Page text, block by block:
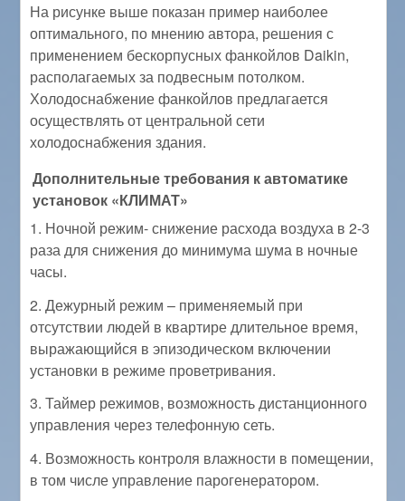
На рисунке выше показан пример наиболее
оптимального, по мнению автора, решения с
применением бескорпусных фанкойлов Daikin,
располагаемых за подвесным потолком.
Холодоснабжение фанкойлов предлагается
осуществлять от центральной сети
холодоснабжения здания.
Дополнительные требования к автоматике
установок «КЛИМАТ»
1. Ночной режим- снижение расхода воздуха в 2-3
раза для снижения до минимума шума в ночные
часы.
2. Дежурный режим – применяемый при
отсутствии людей в квартире длительное время,
выражающийся в эпизодическом включении
установки в режиме проветривания.
3. Таймер режимов, возможность дистанционного
управления через телефонную сеть.
4. Возможность контроля влажности в помещении,
в том числе управление парогенератором.